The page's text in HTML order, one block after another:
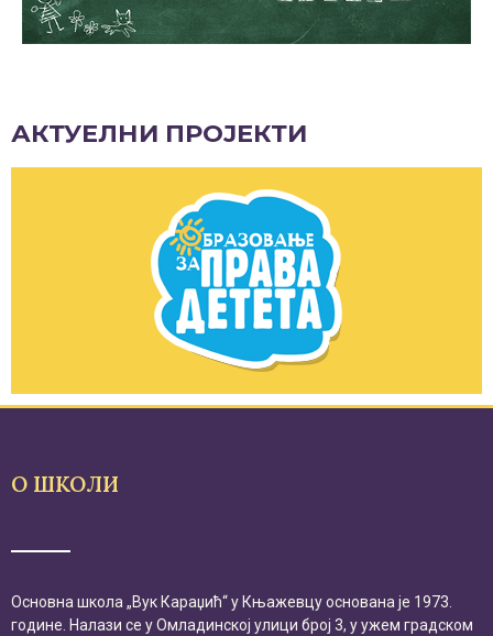
АКТУЕЛНИ ПРОЈЕКТИ
О ШКОЛИ
Основна школа „Вук Караџић“ у Књажевцу основана је 1973.
године. Налази се у Омладинској улици број 3, у ужем градском